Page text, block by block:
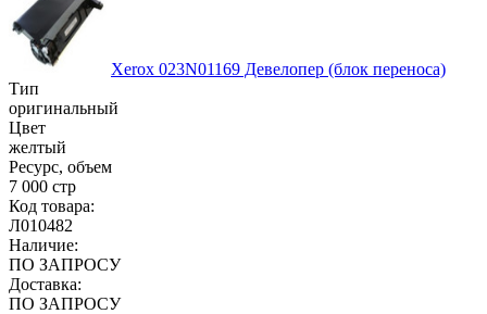
Xerox 023N01169 Девелопер (блок переноса)
Тип
оригинальный
Цвет
желтый
Ресурс, объем
7 000 стр
Код товара:
Л010482
Наличие:
ПО ЗАПРОСУ
Доставка:
ПО ЗАПРОСУ